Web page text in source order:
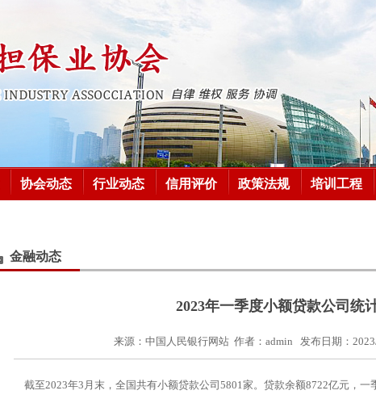
协会动态 行业动态 信用评价 政策法规 培训工程
金融动态
2023年一季度小额贷款公司统
来源： 中国人民银行网站 作者： admin 发布日期：
截至2023年3月末，全国共有小额贷款公司5801家。贷款余额8722亿元，一